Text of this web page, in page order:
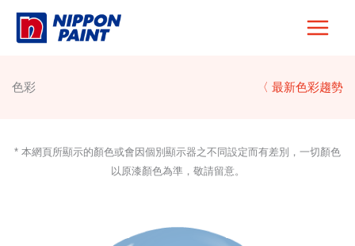
Skip
色彩 〈 最新色彩趨勢
* 本網頁所顯示的顏色或會因個別顯示器之不同設定而有差別，一切顏色
以原漆顏色為準，敬請留意。